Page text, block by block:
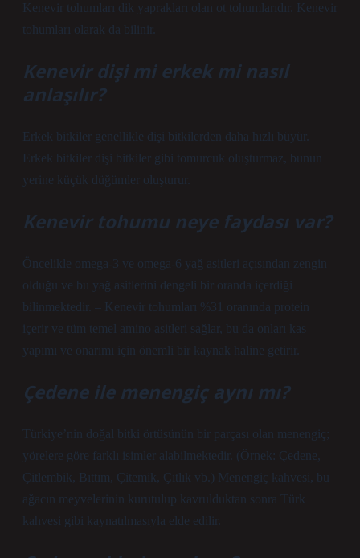
Kenevir tohumları dik yaprakları olan ot tohumlarıdır. Kenevir
tohumları olarak da bilinir.
Kenevir dişi mi erkek mi nasıl
anlaşılır?
Erkek bitkiler genellikle dişi bitkilerden daha hızlı büyür.
Erkek bitkiler dişi bitkiler gibi tomurcuk oluşturmaz, bunun
yerine küçük düğümler oluşturur.
Kenevir tohumu neye faydası var?
Öncelikle omega-3 ve omega-6 yağ asitleri açısından zengin
olduğu ve bu yağ asitlerini dengeli bir oranda içerdiği
bilinmektedir. – Kenevir tohumları %31 oranında protein
içerir ve tüm temel amino asitleri sağlar, bu da onları kas
yapımı ve onarımı için önemli bir kaynak haline getirir.
Çedene ile menengiç aynı mı?
Türkiye’nin doğal bitki örtüsünün bir parçası olan menengiç;
yörelere göre farklı isimler alabilmektedir. (Örnek: Çedene,
Çitlembik, Bıttım, Çitemik, Çıtlık vb.) Menengiç kahvesi, bu
ağacın meyvelerinin kurutulup kavrulduktan sonra Türk
kahvesi gibi kaynatılmasıyla elde edilir.